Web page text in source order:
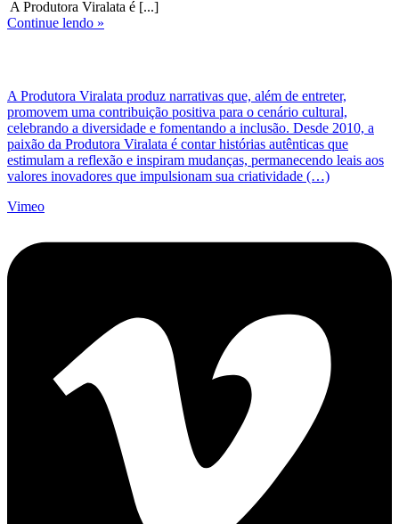
A Produtora Viralata é [...]
Continue lendo »
A Produtora Viralata produz narrativas que, além de entreter,
promovem uma contribuição positiva para o cenário cultural,
celebrando a diversidade e fomentando a inclusão. Desde 2010, a
paixão da Produtora Viralata é contar histórias autênticas que
estimulam a reflexão e inspiram mudanças, permanecendo leais aos
valores inovadores que impulsionam sua criatividade (…)
Vimeo